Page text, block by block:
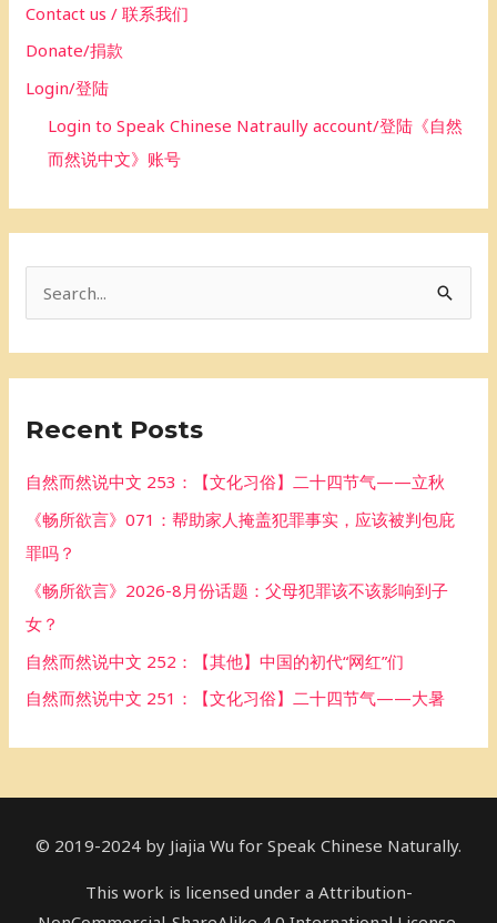
Contact us / 联系我们
Donate/捐款
Login/登陆
Login to Speak Chinese Natraully account/登陆《自然
而然说中文》账号
c
f
r
Recent Posts
自然而然说中文 253：【文化习俗】二十四节气——立秋
《畅所欲言》071：帮助家人掩盖犯罪事实，应该被判包庇
罪吗？
《畅所欲言》2026-8月份话题：父母犯罪该不该影响到子
女？
自然而然说中文 252：【其他】中国的初代“网红”们
自然而然说中文 251：【文化习俗】二十四节气——大暑
© 2019-2024 by Jiajia Wu for Speak Chinese Naturally.
This work is licensed under a Attribution-